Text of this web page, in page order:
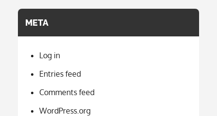
META
Log in
Entries feed
Comments feed
WordPress.org